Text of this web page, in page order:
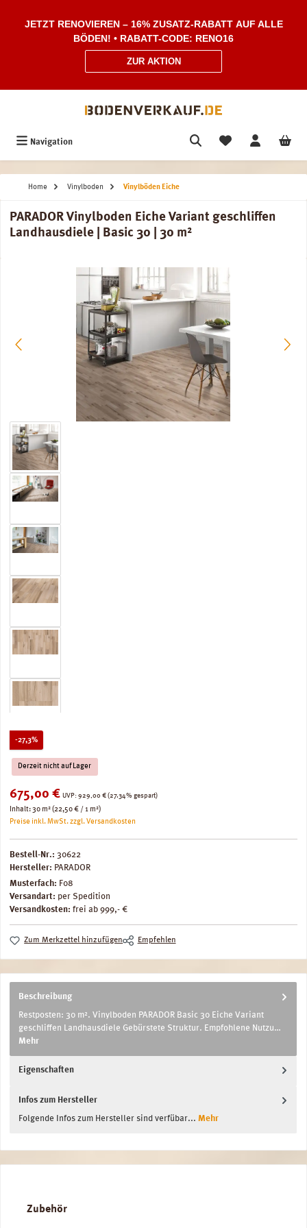
JETZT RENOVIEREN – 16% ZUSATZ-RABATT AUF ALLE
BÖDEN! • RABATT-CODE: RENO16
ZUR AKTION
Navigation
Home Vinylboden Vinylböden Eiche
PARADOR Vinylboden Eiche Variant geschliffen
Landhausdiele | Basic 30 | 30 m²
Bildergalerie überspringen
-27,3%Rabatt
Derzeit nicht auf Lager
Verkaufspreis:
675,00 € UVP: Regulärer Preis:
929,00 € (27.34% gespart)
Inhalt:30 m²(22,50 € / 1 m²)
Preise inkl. MwSt. zzgl. Versandkosten
Bestell-Nr.: 30622
Hersteller: PARADOR
Musterfach: F08
Versandart: per Spedition
Versandkosten: frei ab 999,- €
Zum Merkzettel hinzufügen Empfehlen
Beschreibung
Restposten: 30 m². Vinylboden PARADOR Basic 30 Eiche Variant
geschliffen Landhausdiele Gebürstete Struktur. Empfohlene Nutzu…
Mehr
Eigenschaften
Infos zum Hersteller
Folgende Infos zum Hersteller sind verfübar... Mehr
Produktgalerie überspringen
Zubehör